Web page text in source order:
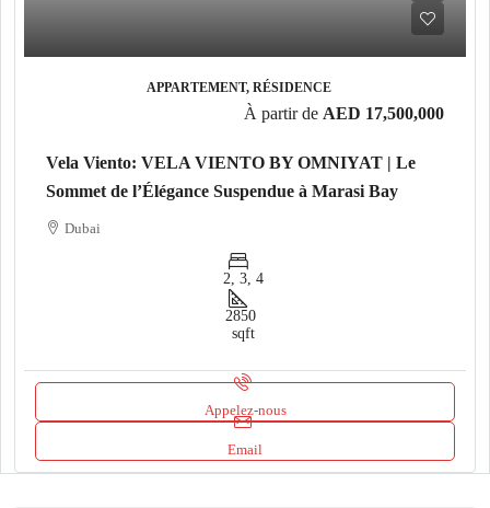
APPARTEMENT, RÉSIDENCE
À partir de AED 17,500,000
Vela Viento: VELA VIENTO BY OMNIYAT | Le
Sommet de l’Élégance Suspendue à Marasi Bay
Dubai
2, 3, 4
2850
sqft
Appelez-nous
Email